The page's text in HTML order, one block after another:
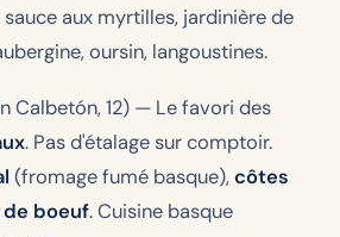
aux myrtilles, jardinière de
oursin, langoustines.
Calbetón, 12) — Le favori des
. Pas d'étalage sur comptoir.
(fromage fumé basque),côtes
boeuf. Cuisine basque